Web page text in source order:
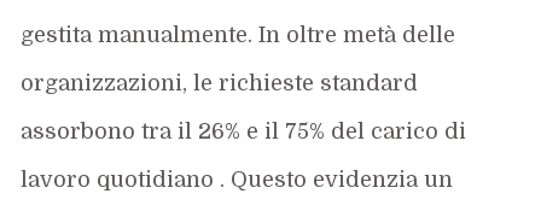
gestita manualmente. In oltre metà delle
organizzazioni, le richieste standard
assorbono tra il 26% e il 75% del carico di
lavoro quotidiano . Questo evidenzia un